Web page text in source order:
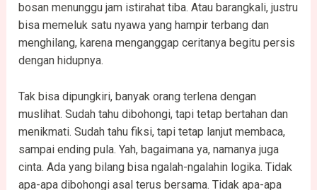
bosan menunggu jam istirahat tiba. Atau barangkali, justru
bisa memeluk satu nyawa yang hampir terbang dan
menghilang, karena menganggap ceritanya begitu persis
dengan hidupnya.
Tak bisa dipungkiri, banyak orang terlena dengan
muslihat. Sudah tahu dibohongi, tapi tetap bertahan dan
menikmati. Sudah tahu fiksi, tapi tetap lanjut membaca,
sampai ending pula. Yah, bagaimana ya, namanya juga
cinta. Ada yang bilang bisa ngalah-ngalahin logika. Tidak
apa-apa dibohongi asal terus bersama. Tidak apa-apa